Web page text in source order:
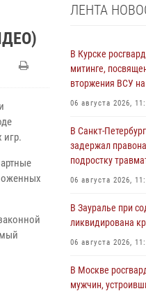
игр.
ЛЕНТА
В Курске
митинге,
вторжения ВСУ
06 августа 2026,
В Санкт-
задержал
подростку
06 августа 2026,
В Зауралье при
ликвидирована
06 августа 2026,
В Москве
мужчин,